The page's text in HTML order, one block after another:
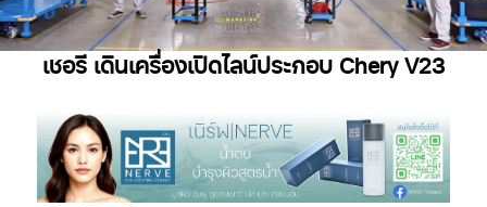
เชอรี เดินเครื่องเปิดไลน์ประกอบ Chery V23